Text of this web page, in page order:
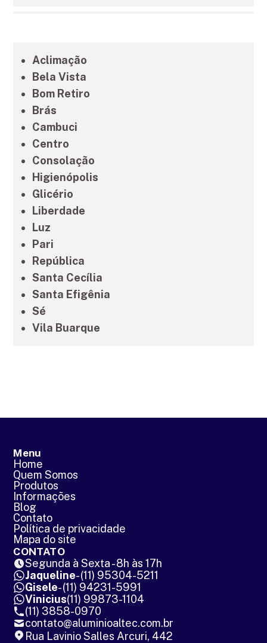
Litoral de São Paulo
Aclimação
Bela Vista
Bom Retiro
Brás
Cambuci
Centro
Consolação
Higienópolis
Glicério
Liberdade
Luz
Pari
República
Santa Cecília
Santa Efigênia
Sé
Vila Buarque
Menu
Home
Quem Somos
Produtos
Informações
Blog
Contato
Política de privacidade
Mapa do site
CONTATO
Segunda à Sexta - 8h às 17h
Jaqueline- (11) 95304-5211
Gisele- (11) 94231-5991
Vinicius(11) 99873-1104
(11) 3858-0970
contato@aluminioaltec.com.br
Rua Lavinio Salles Arcuri, 442